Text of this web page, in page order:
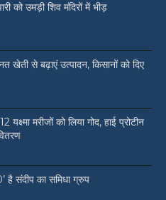
को उमड़ी शिव मंदिरों में भीड़
खेती से बढ़ाएं उत्पादन, किसानों को दिए
मरीजों को लिया गोद, हाई प्रोटीन
है संदीप का समिधा ग्रुप